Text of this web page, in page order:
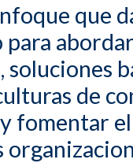
que
para
soluciones
de
fomentar